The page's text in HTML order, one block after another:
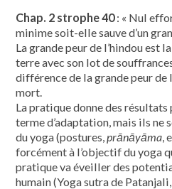
Chap. 2 strophe 40: « Nul
minime soit-elle sauve d’un
La grande peur de l’hindou est
terre avec son lot de
différence de la grande peur de
mort.
La pratique donne des
terme d’adaptation, mais ils ne
du yoga (postures, prānāyāma ,
forcément à l’objectif du yoga
pratique va éveiller des
humain (Yoga sutra de